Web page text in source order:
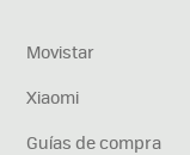
Movistar
Xiaomi
Guías de compra